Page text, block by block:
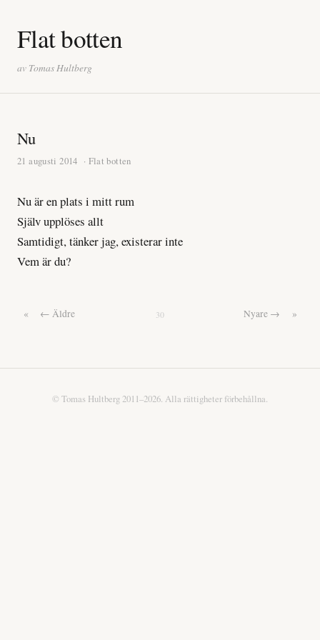
Flat botten
av Tomas Hultberg
Nu
21 augusti 2014 · Flat botten
Nu är en plats i mitt rum
Själv upplöses allt
Samtidigt, tänker jag, existerar inte
Vem är du?
« ← Äldre 30 Nyare → »
© Tomas Hultberg 2011–2026. Alla rättigheter förbehållna.